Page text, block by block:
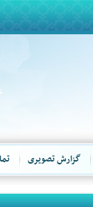
گزارش تصویری